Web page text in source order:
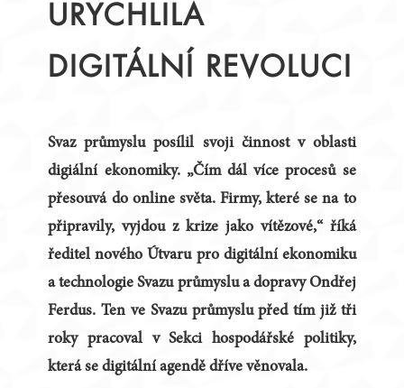
URYCHLILA
DIGITÁLNÍ REVOLUCI
Svaz průmyslu posílil svoji činnost v oblasti
digiální ekonomiky. „Čím dál více procesů se
přesouvá do online světa. Firmy, které se na to
připravily, vyjdou z krize jako vítězové,“ říká
ředitel nového Útvaru pro digitální ekonomiku
a technologie Svazu průmyslu a dopravy Ondřej
Ferdus. Ten ve Svazu průmyslu před tím již tři
roky pracoval v Sekci hospodářské politiky,
která se digitální agendě dříve věnovala.